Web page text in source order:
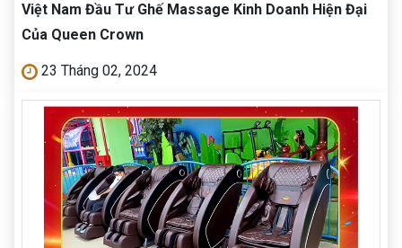
Việt Nam Đầu Tư Ghế Massage Kinh Doanh Hiện Đại
Của Queen Crown
23 Tháng 02, 2024